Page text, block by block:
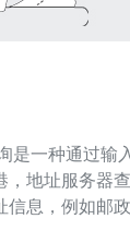
，地址服务器
信息，例如邮